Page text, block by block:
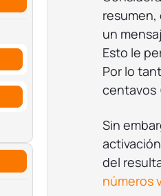
resumen,
un
Esto le
Por lo
centavos
Sin
del
números